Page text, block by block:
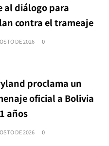
al diálogo para
contra el trameaje
DE 2026 0
proclama un
oficial a Bolivia
años
DE 2026 0